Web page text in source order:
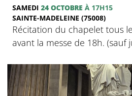
SAMEDI 24 OCTOBRE À 17H15
SAINTE-MADELEINE (75008)
Récitation du chapelet tous
avant la messe de 18h. (sauf